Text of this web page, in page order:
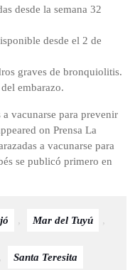
desde la semana 32
desde el 2 de
graves de bronquiolitis.
embarazo.
a vacunarse para prevenir
on Prensa La
a vacunarse para
se publicó primero en
, Mar del Tuyú ,
Santa Teresita